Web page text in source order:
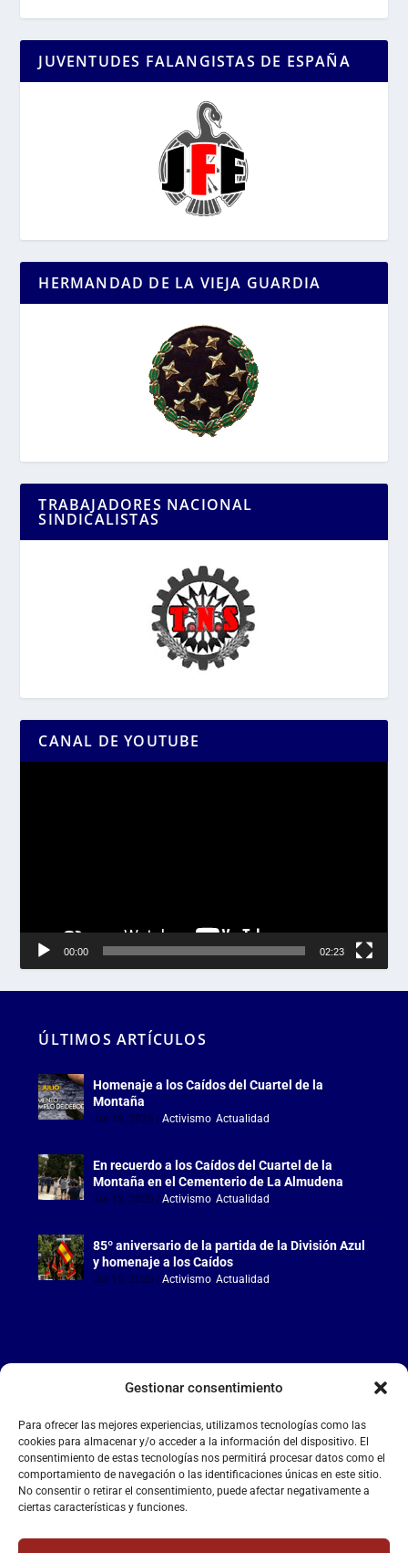
Gestionar consentimiento
Para ofrecer las mejores experiencias, utilizamos tecnologías como las
cookies para almacenar y/o acceder a la información del dispositivo. El
consentimiento de estas tecnologías nos permitirá procesar datos como el
comportamiento de navegación o las identificaciones únicas en este sitio.
No consentir o retirar el consentimiento, puede afectar negativamente a
ciertas características y funciones.
JUVENTUDES FALANGISTAS DE ESPAÑA
HERMANDAD DE LA VIEJA GUARDIA
TRABAJADORES NACIONAL
SINDICALISTAS
CANAL DE YOUTUBE
00:00 02:23
ÚLTIMOS ARTÍCULOS
Homenaje a los Caídos del Cuartel de la
Montaña
Jul 18, 2026 |Activismo ,Actualidad
En recuerdo a los Caídos del Cuartel de la
Montaña en el Cementerio de La Almudena
Jul 18, 2026 |Activismo ,Actualidad
85º aniversario de la partida de la División Azul
y homenaje a los Caídos
Jul 15, 2026 |Activismo ,Actualidad
LA FALANGE
Reproductor
de
vídeo